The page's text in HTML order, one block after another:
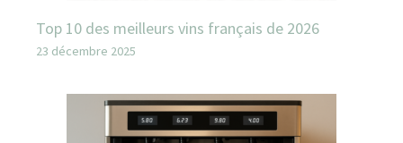
Top 10 des meilleurs vins français de 2026
23 décembre 2025